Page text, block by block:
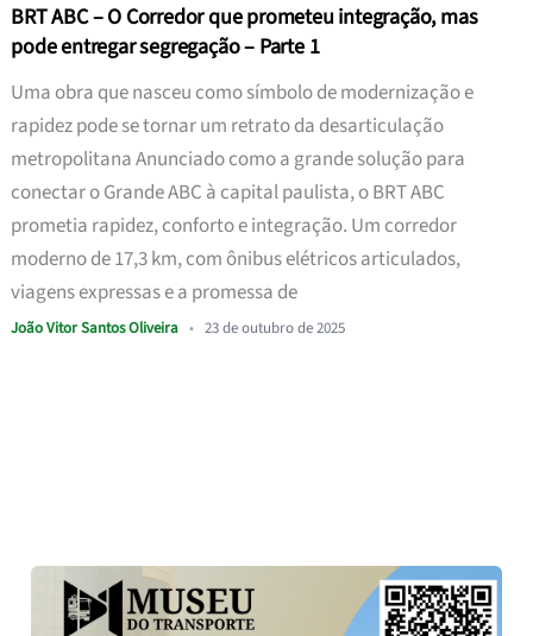
BRT ABC – O Corredor que prometeu integração, mas
pode entregar segregação – Parte 1
Uma obra que nasceu como símbolo de modernização e
rapidez pode se tornar um retrato da desarticulação
metropolitana Anunciado como a grande solução para
conectar o Grande ABC à capital paulista, o BRT ABC
prometia rapidez, conforto e integração. Um corredor
moderno de 17,3 km, com ônibus elétricos articulados,
viagens expressas e a promessa de
João Vitor Santos Oliveira • 23 de outubro de 2025